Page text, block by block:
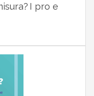
I pro e